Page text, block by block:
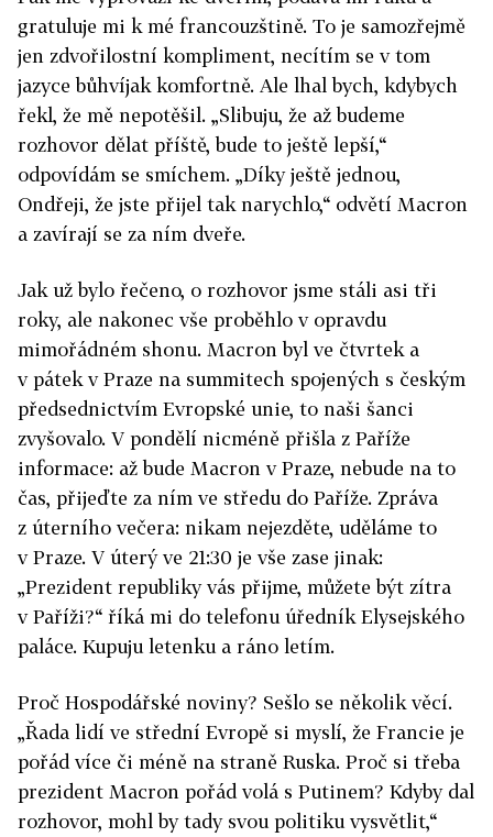
gratuluje mi k mé francouzštině. To je samozřejmě
jen zdvořilostní kompliment, necítím se v tom
jazyce bůhvíjak komfortně. Ale lhal bych, kdybych
řekl, že mě nepotěšil. „Slibuju, že až budeme
rozhovor dělat příště, bude to ještě lepší,“
odpovídám se smíchem. „Díky ještě jednou,
Ondřeji, že jste přijel tak narychlo,“ odvětí Macron
a zavírají se za ním dveře.
Jak už bylo řečeno, o rozhovor jsme stáli asi tři
roky, ale nakonec vše proběhlo v opravdu
mimořádném shonu. Macron byl ve čtvrtek a
v pátek v Praze na summitech spojených s českým
předsednictvím Evropské unie, to naši šanci
zvyšovalo. V pondělí nicméně přišla z Paříže
informace: až bude Macron v Praze, nebude na to
čas, přijeďte za ním ve středu do Paříže. Zpráva
z úterního večera: nikam nejezděte, uděláme to
v Praze. V úterý ve 21:30 je vše zase jinak:
„Prezident republiky vás přijme, můžete být zítra
v Paříži?“ říká mi do telefonu úředník Elysejského
paláce. Kupuju letenku a ráno letím.
Proč Hospodářské noviny? Sešlo se několik věcí.
„Řada lidí ve střední Evropě si myslí, že Francie je
pořád více či méně na straně Ruska. Proč si třeba
prezident Macron pořád volá s Putinem? Kdyby dal
rozhovor, mohl by tady svou politiku vysvětlit,“